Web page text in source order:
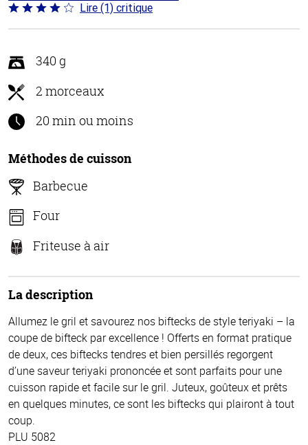
Coté
4 sur
Lire (1) critique
340 g
2 morceaux
20 min ou moins
Méthodes de cuisson
Barbecue
Four
Friteuse à air
La description
Allumez le gril et savourez nos biftecks de style teriyaki – la
coupe de bifteck par excellence ! Offerts en format pratique
de deux, ces biftecks tendres et bien persillés regorgent
d’une saveur teriyaki prononcée et sont parfaits pour une
cuisson rapide et facile sur le gril. Juteux, goûteux et prêts
en quelques minutes, ce sont les biftecks qui plairont à tout
coup.
PLU 5082